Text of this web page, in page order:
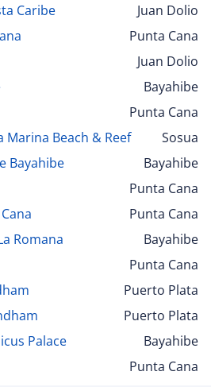
Caribe
Juan Dolio
Punta Cana
Juan Dolio
Bayahibe
Punta Cana
Marina Beach & Reef
Sosua
Bayahibe
Bayahibe
Punta Cana
Punta Cana
Romana
Bayahibe
Punta Cana
Puerto Plata
Puerto Plata
Palace
Bayahibe
Punta Cana